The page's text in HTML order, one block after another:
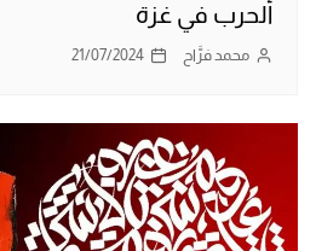
الحرب في غزة
محمد فرَّاح 21/07/2024